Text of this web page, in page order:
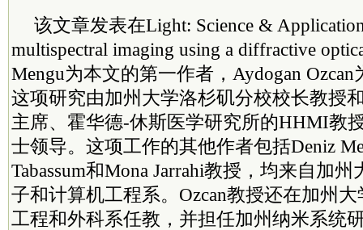
该文章发表在Light: Science &
multispectral imaging using a diffractive
Mengu为本文的第一作者，Aydogan
这项研究由加州大学洛杉矶分校校长教授
主席、霍华德-休斯医学研究所的HHMI教
士领导。这项工作的其他作者包括Deniz
Tabassum和Mona Jarrahi教授，均来自加
子和计算机工程系。Ozcan教授还在加州
工程和外科系任教，并担任加州纳米系统